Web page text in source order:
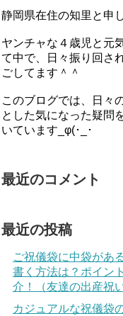
静岡県在住の知里と申
ヤンチャな４歳児と元
て中で、日々振り回さ
ごしてます＾＾
このブログでは、日々
とした気になった疑問
いています_φ(･_･
最近のコメント
最近の投稿
ご祝儀袋に中袋があ
書く方法は？ポイン
介！（友達の出産祝
カジュアルな祝儀袋